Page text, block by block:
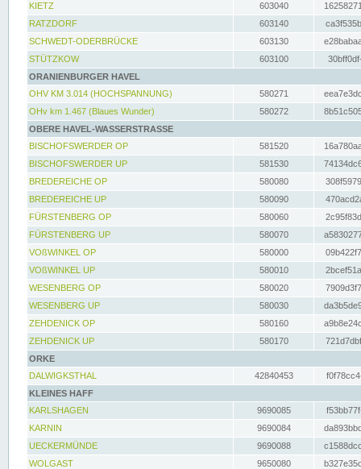
KIETZ
603040
RATZDORF
603140
SCHWEDT-ODERBRÜCKE
603130
STÜTZKOW
603100
ORANIENBURGER HAVEL
OHV KM 3.014 (HOCHSPANNUNG)
580271
OHv km 1.467 (Blaues Wunder)
580272
OBERE HAVEL-WASSERSTRASSE
BISCHOFSWERDER OP
581520
BISCHOFSWERDER UP
581530
BREDEREICHE OP
580080
BREDEREICHE UP
580090
FÜRSTENBERG OP
580060
FÜRSTENBERG UP
580070
VOßWINKEL OP
580000
VOßWINKEL UP
580010
WESENBERG OP
580020
WESENBERG UP
580030
ZEHDENICK OP
580160
ZEHDENICK UP
580170
ORKE
DALWIGKSTHAL
42840453
KLEINES HAFF
KARLSHAGEN
9690085
KARNIN
9690084
UECKERMÜNDE
9690088
WOLGAST
9650080